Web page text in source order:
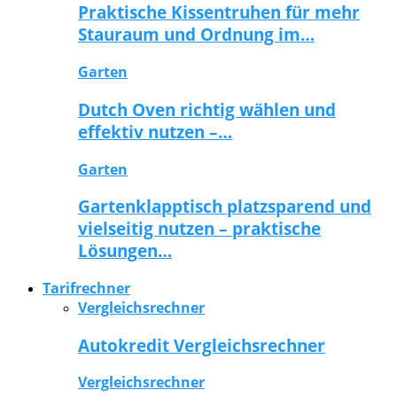
Praktische Kissentruhen für mehr
Stauraum und Ordnung im…
Garten
Dutch Oven richtig wählen und
effektiv nutzen –…
Garten
Gartenklapptisch platzsparend und
vielseitig nutzen – praktische
Lösungen…
Tarifrechner
Vergleichsrechner
Autokredit Vergleichsrechner
Vergleichsrechner